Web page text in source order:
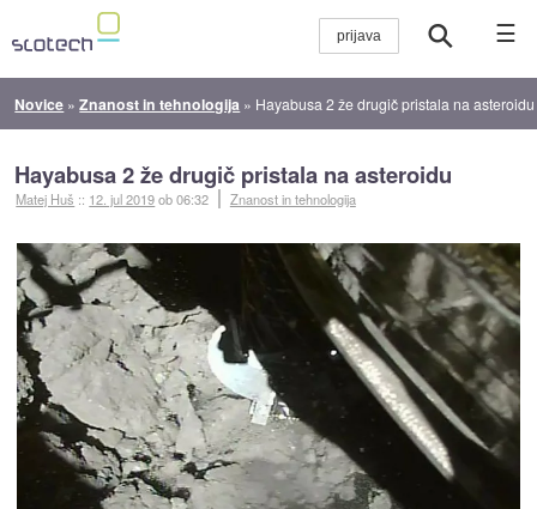
☰
Novice »Znanost in tehnologija » Hayabusa 2 že drugič pristala na asteroidu
Hayabusa 2 že drugič pristala na asteroidu
Matej Huš :: 12. jul 2019ob 06:32 Znanost in tehnologija